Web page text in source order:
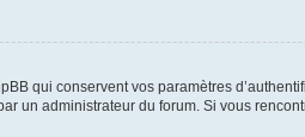
qui conservent vos paramètres
un administrateur du forum. Si vous